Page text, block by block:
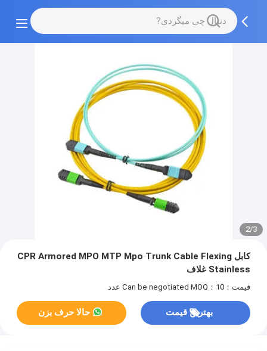
2/3
کابل CPR Armored MPO MTP Mpo Trunk Cable Flexing
Stainless غلاف
قیمت：Can be negotiated MOQ：10 عدد
بهترین قیمت حالا حرف بزن